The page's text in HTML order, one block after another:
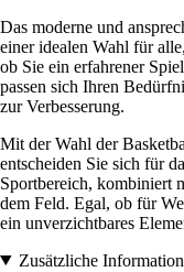
Das moderne und
einer idealen Wahl für
ob Sie ein erfahrener
passen sich Ihren
zur Verbesserung.
Mit der Wahl der
entscheiden Sie sich für
Sportbereich, kombiniert
dem Feld. Egal, ob für
ein unverzichtbares
Zusätzliche